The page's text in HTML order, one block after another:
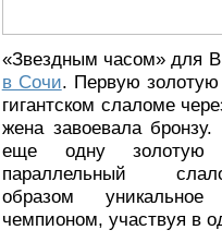
«Звездным часом» для
в Сочи. Первую
гигантском слаломе
жена завоевала
еще одну золотую
параллельный
образом
чемпионом, участвуя в